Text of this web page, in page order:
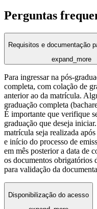
Perguntas
Requisitos e documentação
expand_more
Para ingressar na pós-
completa, com colação de
anterior ao da matrícula.
graduação completa
É importante que verifique
graduação que deseja
matrícula seja realizada
e início do processo de
em mês posterior a data de
os documentos obrigatórios
para validação da
Disponibilização do acesso